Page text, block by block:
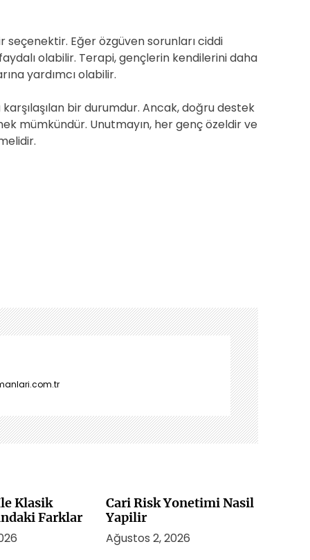
seçenektir. Eğer özgüven sorunları ciddi
olabilir. Terapi, gençlerin kendilerini daha
yardımcı olabilir.
bir durumdur. Ancak, doğru destek
mümkündür. Unutmayın, her genç özeldir ve
Klasik
Farklar
Cari Risk Yonetimi Nasil
Yapilir
Ağustos 2, 2026